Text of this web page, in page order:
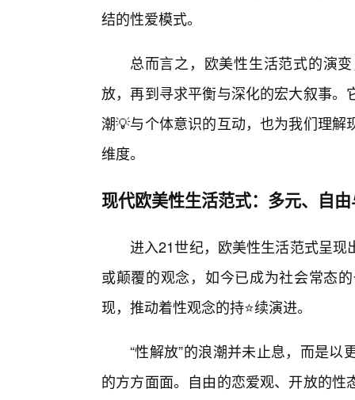
结的性爱模式。
总而言之，欧美性生活范式的演
放，再到寻求平衡与深化的宏大叙事
潮💡与个体意识的互动，也为我们理
维度。
现代欧美性生活范式：多元、自
进入21世纪，欧美性生活范式呈
或颠覆的观念，如今已成为社会常态
现，推动着性观念的持⭐续演进。
“性解放”的浪潮并未止息，而是
的方方面面。自由的恋爱观、开放的